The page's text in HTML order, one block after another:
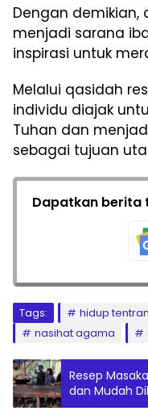
Dengan demikian,
menjadi sarana
inspirasi untuk
Melalui qasidah
individu diajak
Tuhan dan
sebagai tujuan
Dapatkan berita
Tags: hidup
nasihat agama
Resep
dan Mudah
Spesial